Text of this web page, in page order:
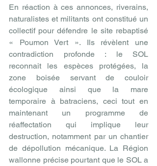
En réaction à ces annonces, riverains,
naturalistes et militants ont constitué un
collectif pour défendre le site rebaptisé
« Poumon Vert ». Ils révèlent une
contradiction profonde : le SOL
reconnait les espèces protégées, la
zone boisée servant de couloir
écologique ainsi que la mare
temporaire à batraciens, ceci tout en
maintenant un programme de
réaffectation qui implique leur
destruction, notamment par un chantier
de dépollution mécanique. La Région
wallonne précise pourtant que le SOL a